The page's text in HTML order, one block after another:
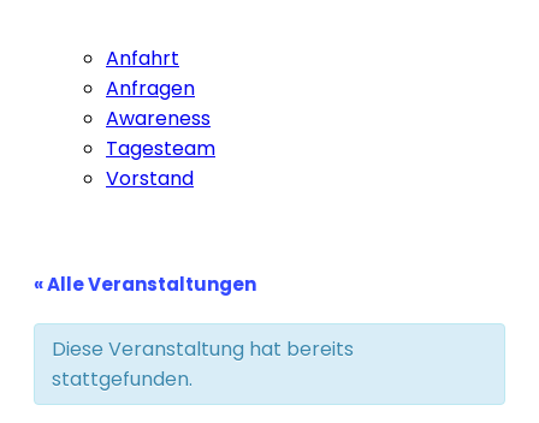
Anfahrt
Anfragen
Awareness
Tagesteam
Vorstand
« Alle Veranstaltungen
Diese Veranstaltung hat bereits
stattgefunden.